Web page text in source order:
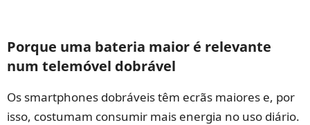
Porque uma bateria maior é relevante
num telemóvel dobrável
Os smartphones dobráveis têm ecrãs maiores e, por
isso, costumam consumir mais energia no uso diário.